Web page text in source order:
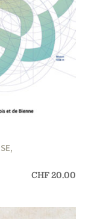
CHF20.00